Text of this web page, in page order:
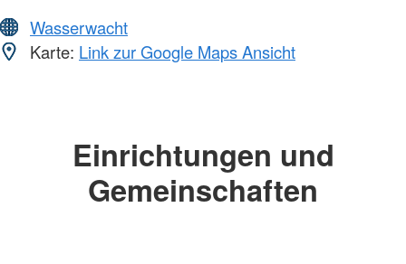
Wasserwacht
Karte: Link zur Google Maps Ansicht
Einrichtungen und
Gemeinschaften